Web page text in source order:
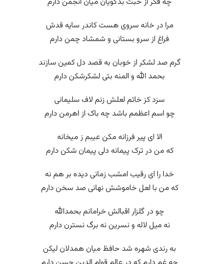
مرا در خانه سروی هست کاندر سایه قدش
فراغ از سرو بستانی و شمشاد چمن دارم
گرم صد لشکر از خوبان به قصد دل کمین سازند
بحمد الله و المنه بتی لشکرشکن دارم
سزد کز خاتم لعلش زنم لاف سلیمانی
چو اسم اعظمم باشد چه باک از اهرمن دارم
الا ای پیر فرزانه مکن عیبم ز میخانه
که من در ترک پیمانه دلی پیمان شکن دارم
خدا را ای رقیب امشب زمانی دیده بر هم نه
که من با لعل خاموشش نهانی صد سخن دارم
چو در گلزار اقبالش خرامانم بحمدالله
نه میل لاله و نسرین نه برگ نسترن دارم
به رندی شهره شد حافظ میان همدلان لیکن